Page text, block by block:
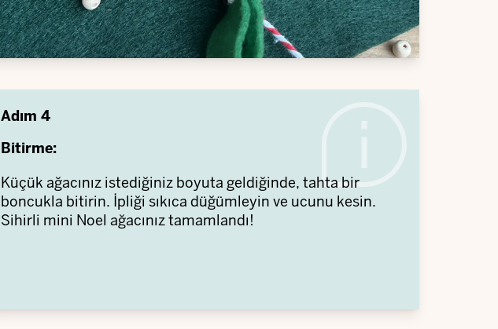
Adım 4
Bitirme:
Küçük ağacınız istediğiniz boyuta geldiğinde, tahta bir
boncukla bitirin. İpliği sıkıca düğümleyin ve ucunu kesin.
Sihirli mini Noel ağacınız tamamlandı!